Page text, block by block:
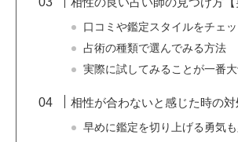
口コミや鑑定スタイルをチェ
占術の種類で選んでみる方法
実際に試してみることが一番大
相性が合わないと感じた時の
早めに鑑定を切り上げる勇気